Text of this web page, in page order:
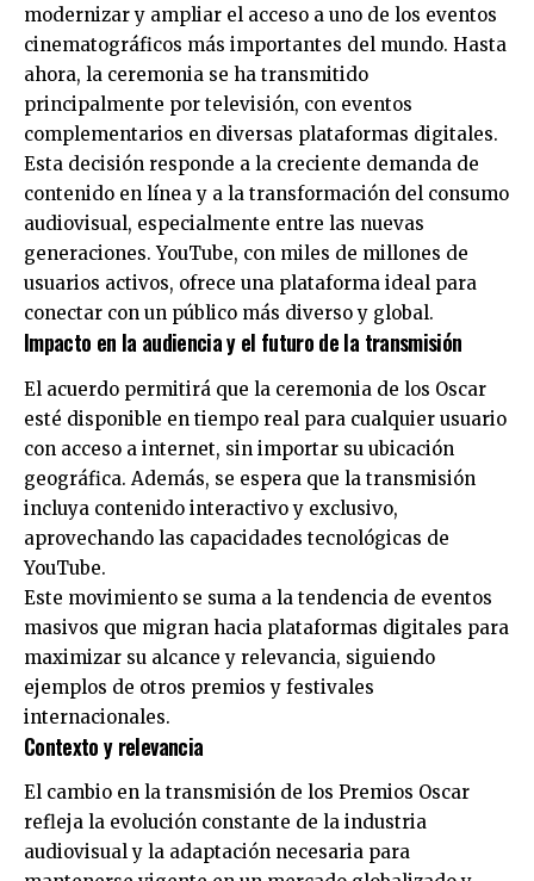
modernizar y ampliar el acceso a uno de los eventos
cinematográficos más importantes del mundo. Hasta
ahora, la ceremonia se ha transmitido
principalmente por televisión, con eventos
complementarios en diversas plataformas digitales.
Esta decisión responde a la creciente demanda de
contenido en línea y a la transformación del consumo
audiovisual, especialmente entre las nuevas
generaciones. YouTube, con miles de millones de
usuarios activos, ofrece una plataforma ideal para
conectar con un público más diverso y global.
Impacto en la audiencia y el futuro de la transmisión
El acuerdo permitirá que la ceremonia de los Oscar
esté disponible en tiempo real para cualquier usuario
con acceso a internet, sin importar su ubicación
geográfica. Además, se espera que la transmisión
incluya contenido interactivo y exclusivo,
aprovechando las capacidades tecnológicas de
YouTube.
Este movimiento se suma a la tendencia de eventos
masivos que migran hacia plataformas digitales para
maximizar su alcance y relevancia, siguiendo
ejemplos de otros premios y festivales
internacionales.
Contexto y relevancia
El cambio en la transmisión de los Premios Oscar
refleja la evolución constante de la industria
audiovisual y la adaptación necesaria para